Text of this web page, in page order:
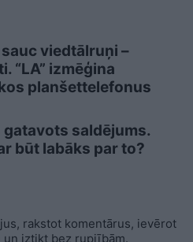
sauc viedtālruņi –
“LA” izmēģina
planšettelefonus
gatavots saldējums.
būt labāks par to?
rakstot komentārus, ievērot
iztikt bez rupjībām.